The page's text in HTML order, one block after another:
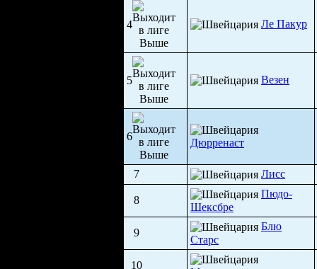
4 Ле Пакур
5 Везен
6
Дюрренаст
7 Лисс
8
Пюдо-
Шексбре
9
Блю
Старс
10